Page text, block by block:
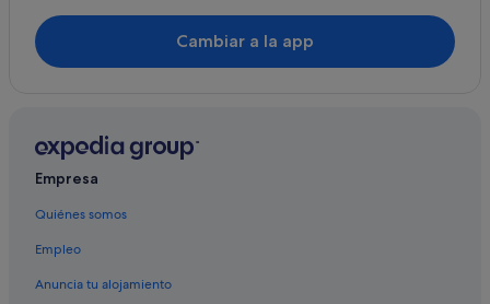
B&B en Bora Bora
Hoteles con spa en Bora Bora
Hoteles cerca de Motu One
Hoteles para ir de compras en Bora Bora
Hoteles de 5 estrellas en Bora Bora
Alojamientos agroturísticos en Bora Bora
Cambiar a la app
Empresa
Quiénes somos
Empleo
Anuncia tu alojamiento